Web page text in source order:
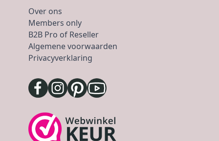
Over ons
Members only
B2B Pro of Reseller
Algemene voorwaarden
Privacyverklaring